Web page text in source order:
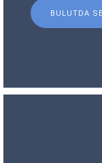
BULUTDA